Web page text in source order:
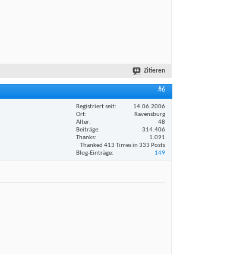
Zitieren
#6
Registriert seit
14.06.2006
Ort
Ravensburg
Alter
48
Beiträge
314.406
Thanks
1.091
Thanked 413 Times in 333 Posts
Blog-Einträge
149